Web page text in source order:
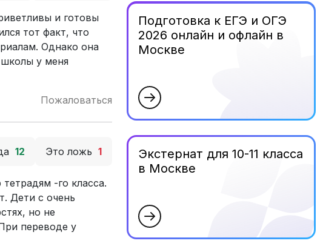
и готовы
тот факт, что
Однако она
школы у меня
Пожаловаться
12 Это ложь 1
-го класса.
Дети с очень
но не
переводе у
Подготовка к ЕГЭ и ОГЭ
2026 онлайн и офлайн в
Москве
Экстернат для 10-11 класса
в Москве